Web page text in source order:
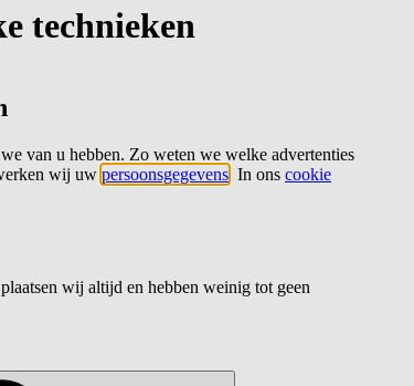
technieken
van u hebben. Zo weten we welke advertenties
wij uw persoonsgegevens . In ons cookie
wij altijd en hebben weinig tot geen